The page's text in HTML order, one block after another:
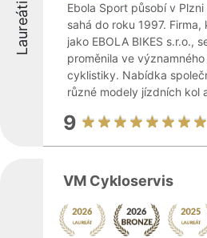
Laureáti
Ebola Sport působí v Plzni
sahá do roku 1997. Firma,
jako EBOLA BIKES s.r.o.,
proměnila ve
cyklistiky. Nabídka
různé modely jízdních kol
9
VM Cykloservis